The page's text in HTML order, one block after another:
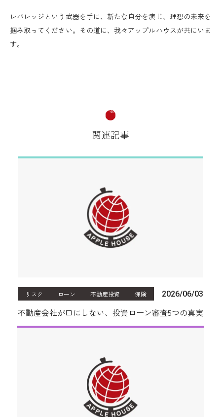
レバレッジという武器を手に、新たな自分を演じ、理想の未来を
掴み取ってください。その道に、我々アップルハウスが共にいま
す。
関連記事
リスク ローン 不動産投資 保険 2026/06/03
不動産会社が口にしない、投資ローン審査5つの真実